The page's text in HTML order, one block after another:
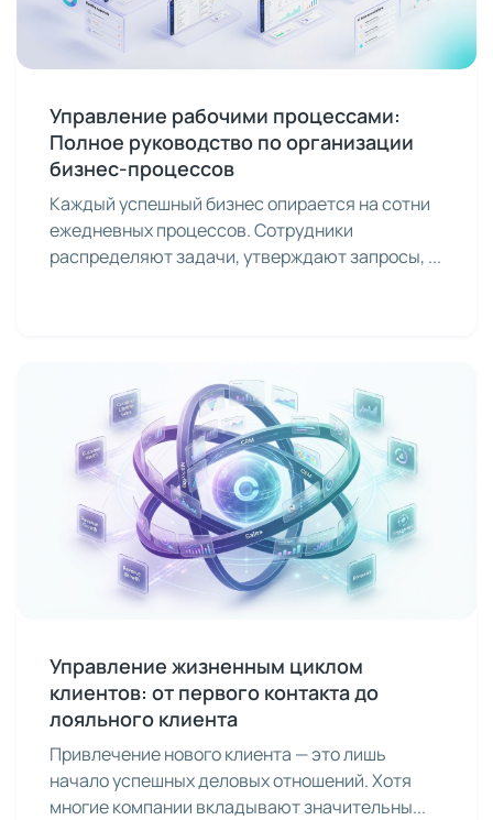
Управление рабочими процессами:
Полное руководство по организации
бизнес-процессов
Каждый успешный бизнес опирается на сотни
ежедневных процессов. Сотрудники
распределяют задачи, утверждают запросы, ...
Управление жизненным циклом
клиентов: от первого контакта до
лояльного клиента
Привлечение нового клиента — это лишь
начало успешных деловых отношений. Хотя
многие компании вкладывают значительны...